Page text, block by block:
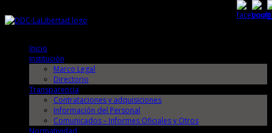
Inicio
Institución
Marco Legal
Directorio
Transparencia
Contrataciones y adquisiciones
Información del Personal
Comunicados – Informes Oficiales y Otros
Normatividad